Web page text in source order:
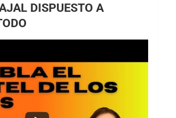
DISPUESTO A